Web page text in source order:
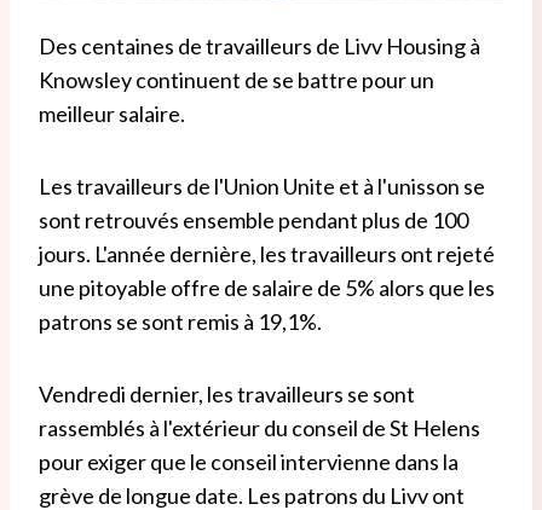
Des centaines de travailleurs de Livv Housing à
Knowsley continuent de se battre pour un
meilleur salaire.
Les travailleurs de l'Union Unite et à l'unisson se
sont retrouvés ensemble pendant plus de 100
jours. L'année dernière, les travailleurs ont rejeté
une pitoyable offre de salaire de 5% alors que les
patrons se sont remis à 19,1%.
Vendredi dernier, les travailleurs se sont
rassemblés à l'extérieur du conseil de St Helens
pour exiger que le conseil intervienne dans la
grève de longue date. Les patrons du Livv ont